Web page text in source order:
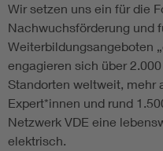
Wir setzen uns ein für die
Nachwuchsförderung und
Weiterbildungsangeboten
engagieren sich über
Standorten weltweit, mehr
Expert*innen und rund
Netzwerk VDE eine
elektrisch.